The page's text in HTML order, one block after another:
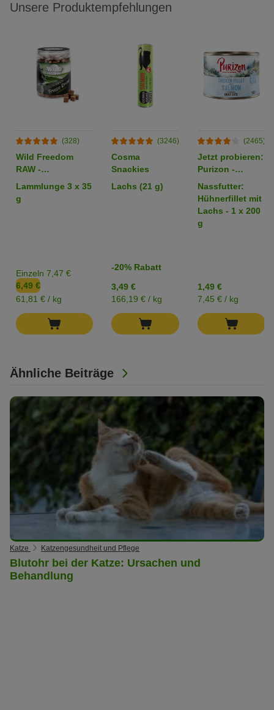
Ähnliche Beiträge
Katze Katzengesundheit und Pflege
Blutohr bei der Katze: Ursachen und
Behandlung
Unsere Produktempfehlungen
(328)
Wild Freedom
RAW -
gefriergetrocknete
Lammlunge 3 x 35
g
Einzeln 7,47 €
6,49 €
61,81 € / kg
(3246)
Cosma
Snackies
Lachs (21 g)
-20% Rabatt
3,49 €
166,19 € / kg
(2465)
Jetzt probieren:
Purizon -
getreidefrei
Nassfutter:
Hühnerfillet mit
Lachs - 1 x 200
g
1,49 €
7,45 € / kg